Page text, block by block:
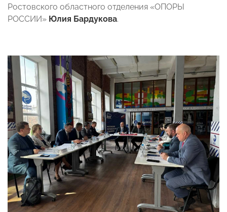
Ростовского областного отделения «ОПОРЫ
РОССИИ» Юлия Бардукова.